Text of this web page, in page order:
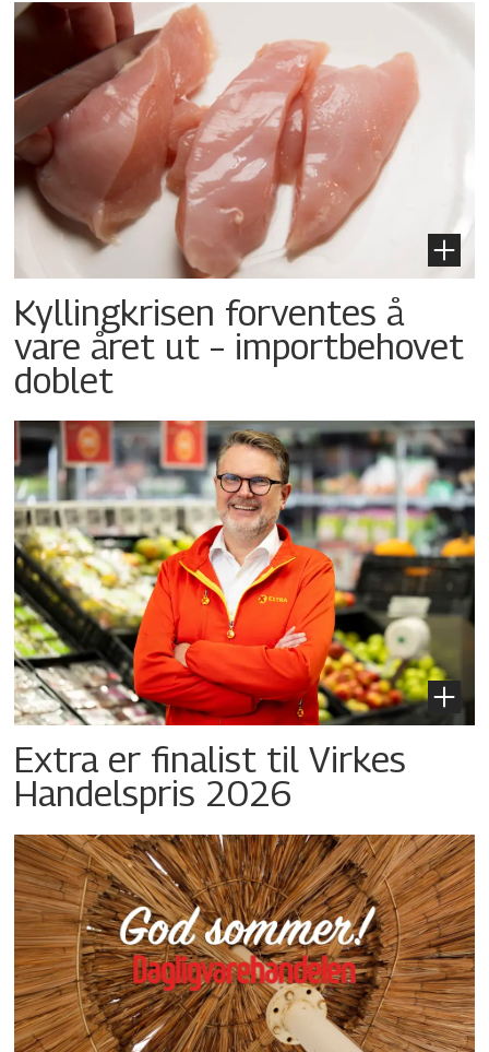
Kyllingkrisen forventes å
vare året ut – importbehovet
doblet
Extra er finalist til Virkes
Handelspris 2026